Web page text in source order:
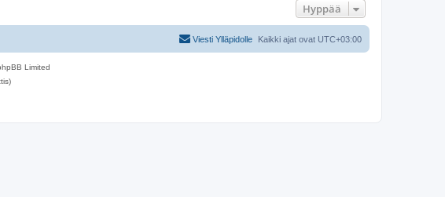
Hyppää
Kaikki ajat ovat UTC+03:00
Viesti Ylläpidolle
Limited